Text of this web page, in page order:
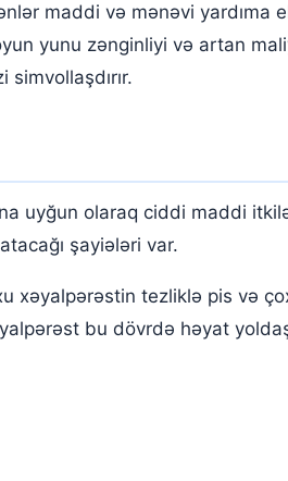
maddi və mənəvi yardıma
yunu zənginliyi və artan
uyğun olaraq ciddi maddi
şayiələri var.
xəyalpərəstin tezliklə pis və
bu dövrdə həyat